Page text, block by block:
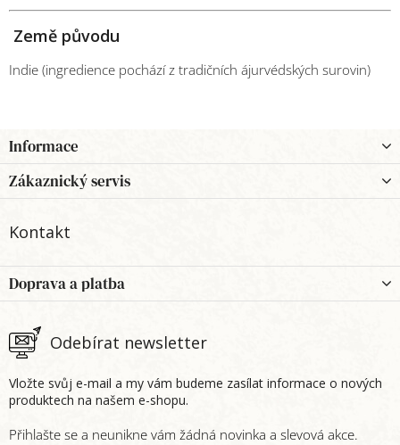
Země původu
Indie (ingredience pochází z tradičních ájurvédských surovin)
á
p
a
Informace
Zákaznický servis
Kontakt
Odebírat newsletter
Vložte svůj e-mail a my vám budeme zasílat informace o nových
produktech na našem e-shopu.
Doprava a platba